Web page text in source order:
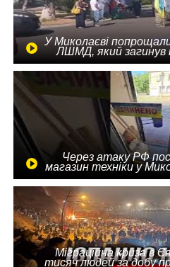
У Миколаєві
ЛШМД, який загинув
Через атаку РФ
магазин техніки у
Міграційна криза в
тисяч людей за добу